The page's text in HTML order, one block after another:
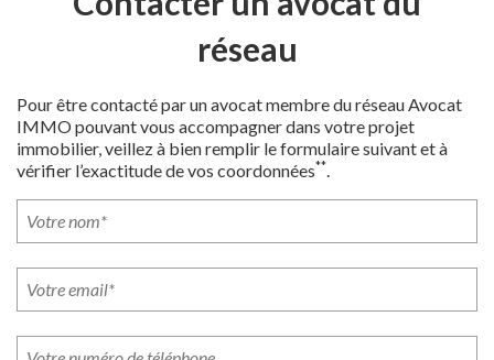
réseau
Pour être contacté par un avocat membre du réseau Avocat
IMMO pouvant vous accompagner dans votre projet
immobilier, veillez à bien remplir le formulaire suivant et à
vérifier l’exactitude de vos coordonnées**.